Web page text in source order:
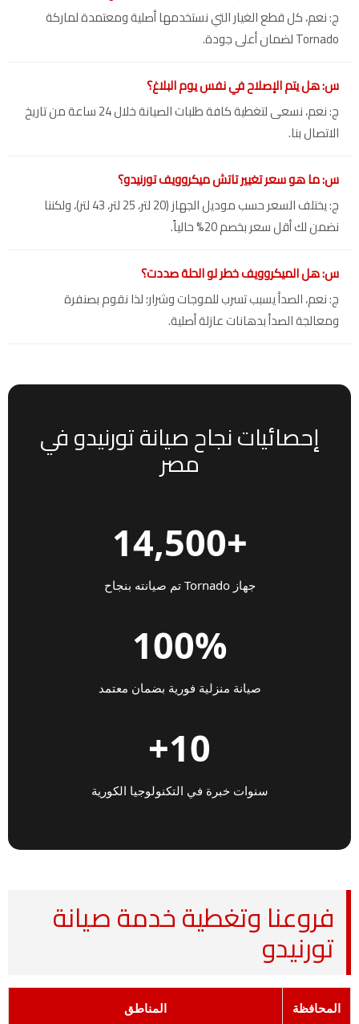
ج: نعم، كل قطع الغيار التي نستخدمها أصلية ومعتمدة لماركة
Tornado لضمان أعلى جودة.
س: هل يتم الإصلاح في نفس يوم البلاغ؟
ج: نعم، نسعى لتغطية كافة طلبات الصيانة خلال 24 ساعة من تاريخ
الاتصال بنا.
س: ما هو سعر تغيير تاتش ميكروويف تورنيدو؟
ج: يختلف السعر حسب موديل الجهاز (20 لتر، 25 لتر، 43 لتر)، ولكننا
نضمن لك أقل سعر بخصم 20% حالياً.
س: هل الميكروويف خطر لو الحلة صددت؟
ج: نعم، الصدأ يسبب تسرب للموجات وشرار؛ لذا نقوم بصنفرة
ومعالجة الصدأ بدهانات عازلة أصلية.
إحصائيات نجاح صيانة تورنيدو في
مصر
+14,500
جهاز Tornado تم صيانته بنجاح
100%
صيانة منزلية فورية بضمان معتمد
10+
سنوات خبرة في التكنولوجيا الكورية
فروعنا وتغطية خدمة صيانة
تورنيدو
المحافظة المناطق